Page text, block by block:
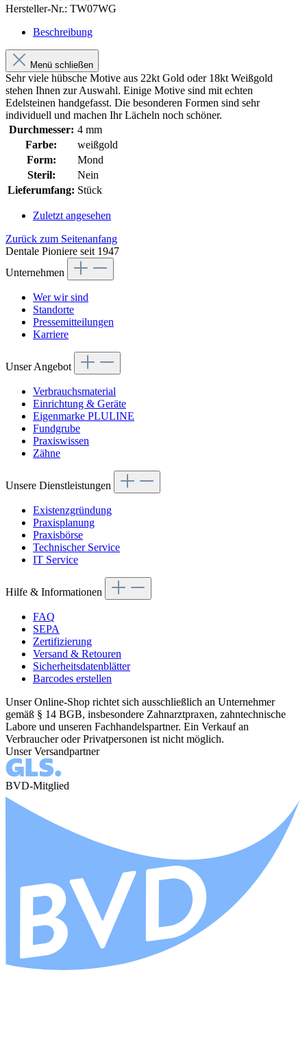
Hersteller-Nr.: TW07WG
Beschreibung
Menü schließen
Sehr viele hübsche Motive aus 22kt Gold oder 18kt Weißgold
stehen Ihnen zur Auswahl. Einige Motive sind mit echten
Edelsteinen handgefasst. Die besonderen Formen sind sehr
individuell und machen Ihr Lächeln noch schöner.
Durchmesser: 4 mm
Farbe:
weißgold
Form:
Mond
Steril:
Nein
Lieferumfang: Stück
Zuletzt angesehen
Zurück zum Seitenanfang
Dentale Pioniere seit 1947
Unternehmen
Wer wir sind
Standorte
Pressemitteilungen
Karriere
Unser Angebot
Verbrauchsmaterial
Einrichtung & Geräte
Eigenmarke PLULINE
Fundgrube
Praxiswissen
Zähne
Unsere Dienstleistungen
Existenzgründung
Praxisplanung
Praxisbörse
Technischer Service
IT Service
Hilfe & Informationen
FAQ
SEPA
Zertifizierung
Versand & Retouren
Sicherheitsdatenblätter
Barcodes erstellen
Unser Online-Shop richtet sich ausschließlich an Unternehmer
gemäß § 14 BGB, insbesondere Zahnarztpraxen, zahntechnische
Labore und unseren Fachhandelspartner. Ein Verkauf an
Verbraucher oder Privatpersonen ist nicht möglich.
Unser Versandpartner
BVD-Mitglied